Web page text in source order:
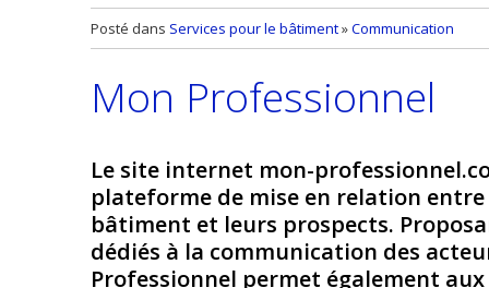
Salons et évènementiels
Médias du bâtiment
Billets d'humeur
Etudes et enquêtes
Annuaire
Actualités des membres
Posté dans Services pour le bâtiment»Communication
Mon Professionnel
Le site internet mon-
plateforme de mise en relation
bâtiment et leurs prospects.
dédiés à la communication des
Professionnel permet également